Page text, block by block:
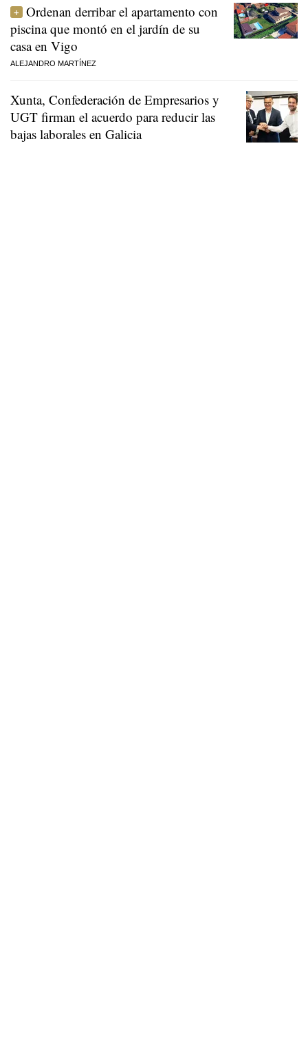
Ordenan derribar el apartamento con
piscina que montó en el jardín de su
casa en Vigo
ALEJANDRO MARTÍNEZ
Xunta, Confederación de Empresarios y
UGT firman el acuerdo para reducir las
bajas laborales en Galicia